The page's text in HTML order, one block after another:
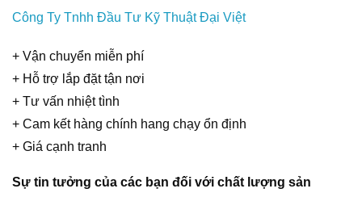
Công Ty Tnhh Đầu Tư Kỹ Thuật Đại Việt
+ Vận chuyển miễn phí
+ Hỗ trợ lắp đặt tận nơi
+ Tư vấn nhiệt tình
+ Cam kết hàng chính hang chạy ổn định
+ Giá cạnh tranh
Sự tin tưởng của các bạn đối với chất lượng sản